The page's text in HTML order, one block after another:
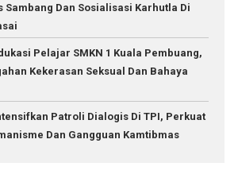
Sambang Dan Sosialisasi Karhutla Di
Pelajar SMKN 1 Kuala Pembuang,
Kekerasan Seksual Dan Bahaya
Patroli Dialogis Di TPI, Perkuat
Dan Gangguan Kamtibmas